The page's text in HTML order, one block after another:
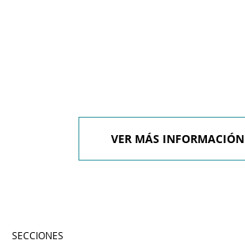
VER MÁS INFORMACIÓN
SECCIONES